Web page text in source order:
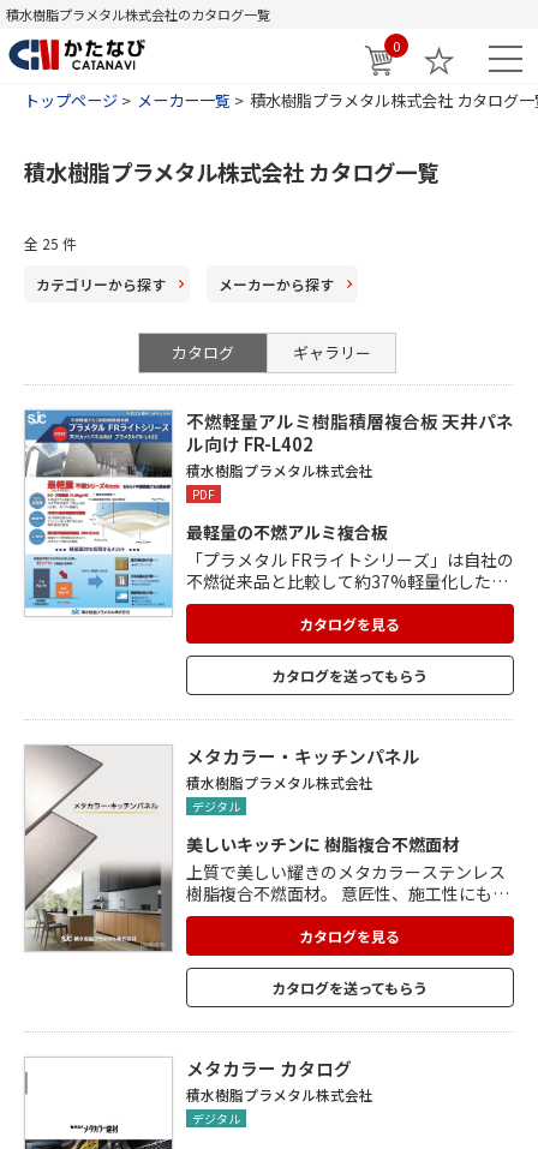
積水樹脂プラメタル株式会社のカタログ一覧
0
トップページ メーカー一覧 積水樹脂プラメタル株式会社 カタログ
積水樹脂プラメタル株式会社 カタログ一覧
全 25 件
カテゴリーから探す メーカーから探す
カタログ ギャラリー
不燃軽量アルミ樹脂積層複合板 天井パネ
ル向け FR-L402
積水樹脂プラメタル株式会社
PDF
最軽量の不燃アルミ複合板
「プラメタル FRライトシリーズ」は自社の
不燃従来品と比較して約37%軽量化した、
最軽量の不燃アルミ複合板です。 軽量化に
よって施工スピードがUPし、組立時間の短
縮にもつながります。 運送効率がUPし、輸
送コストやCO2排出量の削減にも貢献。 片
面フッ素系樹脂焼付塗装で、高い耐候性を
カタログを見る
カタログを送ってもらう
メタカラー・キッチンパネル
積水樹脂プラメタル株式会社
デジタル
美しいキッチンに 樹脂複合不燃面材
上質で美しい耀きのメタカラーステンレス
樹脂複合不燃面材。 意匠性、施工性にも優
れた不燃面材として、耐火性能を 要する内
装への採用が増えております。 サイズやバ
リエーションをさらに追加し、店舗からマ
ンション、 一般住居まで幅広くご利用いた
だけます。 更品質な空間づくりをお手伝い
ヘアーラインです。 用途:キッチンパネル/
厨房その他不燃使用の内外装など。 価格、
サイズ、施工マニュアルをご覧ください。
カタログを見る
カタログを送ってもらう
メタカラー カタログ
積水樹脂プラメタル株式会社
デジタル